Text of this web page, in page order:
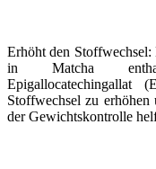
Erhöht den Stoffwechsel:
in Matcha
Epigallocatechingallat
Stoffwechsel zu
der Gewichtskontrolle